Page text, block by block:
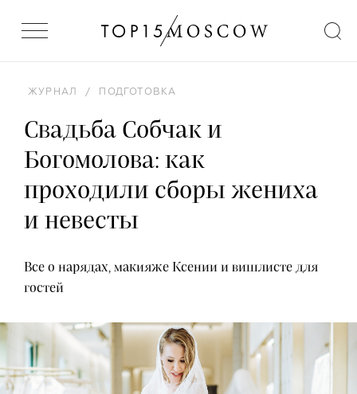
ЖУРНАЛ / ПОДГОТОВКА
Свадьба Собчак и
Богомолова: как
проходили сборы жениха
и невесты
Все о нарядах, макияже Ксении и вишлисте для
гостей